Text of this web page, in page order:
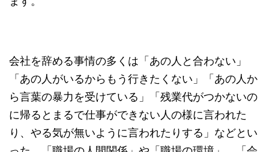
会社を辞める事情の多くは「あの人と合わない」
「あの人がいるからもう行きたくない」「あの人か
ら言葉の暴力を受けている」「残業代がつかないの
に帰るとまるで仕事ができない人の様に言われた
り、やる気が無いように言われたりする」などとい